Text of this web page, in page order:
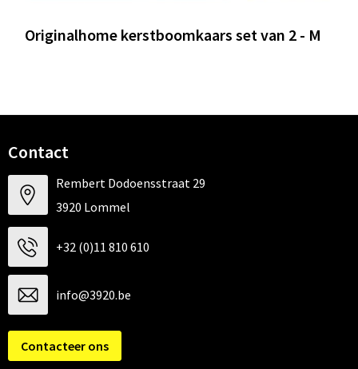
Originalhome kerstboomkaars set van 2 - M
Contact
Rembert Dodoensstraat 29
3920 Lommel
+32 (0)11 810 610
info@3920.be
Contacteer ons